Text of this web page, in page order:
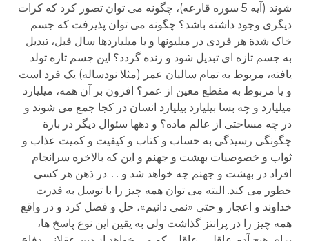
شوند (آیه 5 سوره قارعه)، چگونه می توان تصور کرد که کرات
دیگری وجود داشته باشد؟ چگونه می توان پذیرفت که جسم
خاک شدة هر فردی در میلیونها و یا میلیاردها سال قبل، تبدیل
به جسم تازه ای تبدیل شود و زنده گردد؟ این جسم تازه تولد
یافته، مربوط به تمام سالیان عمر (مثلا نودساله) یک فرد است
و یا مربوط به مقطع معین از عمر؟ افزون بر آن همه، میلیارد
میلیارد و چه بسا بیلیارد بیلیارد انسان در کجا جمع می شوند و
در چه مساحتی از عالم ماده؟ و دهها سئوال دیگر در بارة
چگونگی رسیدگی به حساب و کتاب و کیفیت و کمیت عذاب و
ثواب و خصوصیات بهشت و جهنم و این که بالاخره سرانجام
افراد در بهشت و جهنم چه خواهد شد و . . .در ذهن هر کسی
خطور می کند. البته می توان همه چیز را با توسل به قدرت
خداوند و اعجاز و حتی «نمی دانیم»، حل و فصل کرد و در واقع
همه چیز را در پرانتز گذاشت ولی به یقین این نوع پاسخ ها،